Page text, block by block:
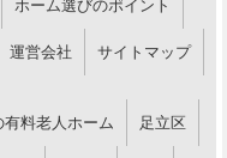
ホーム選びのポイント
運営会社 サイトマップ
料老人ホーム 足立区